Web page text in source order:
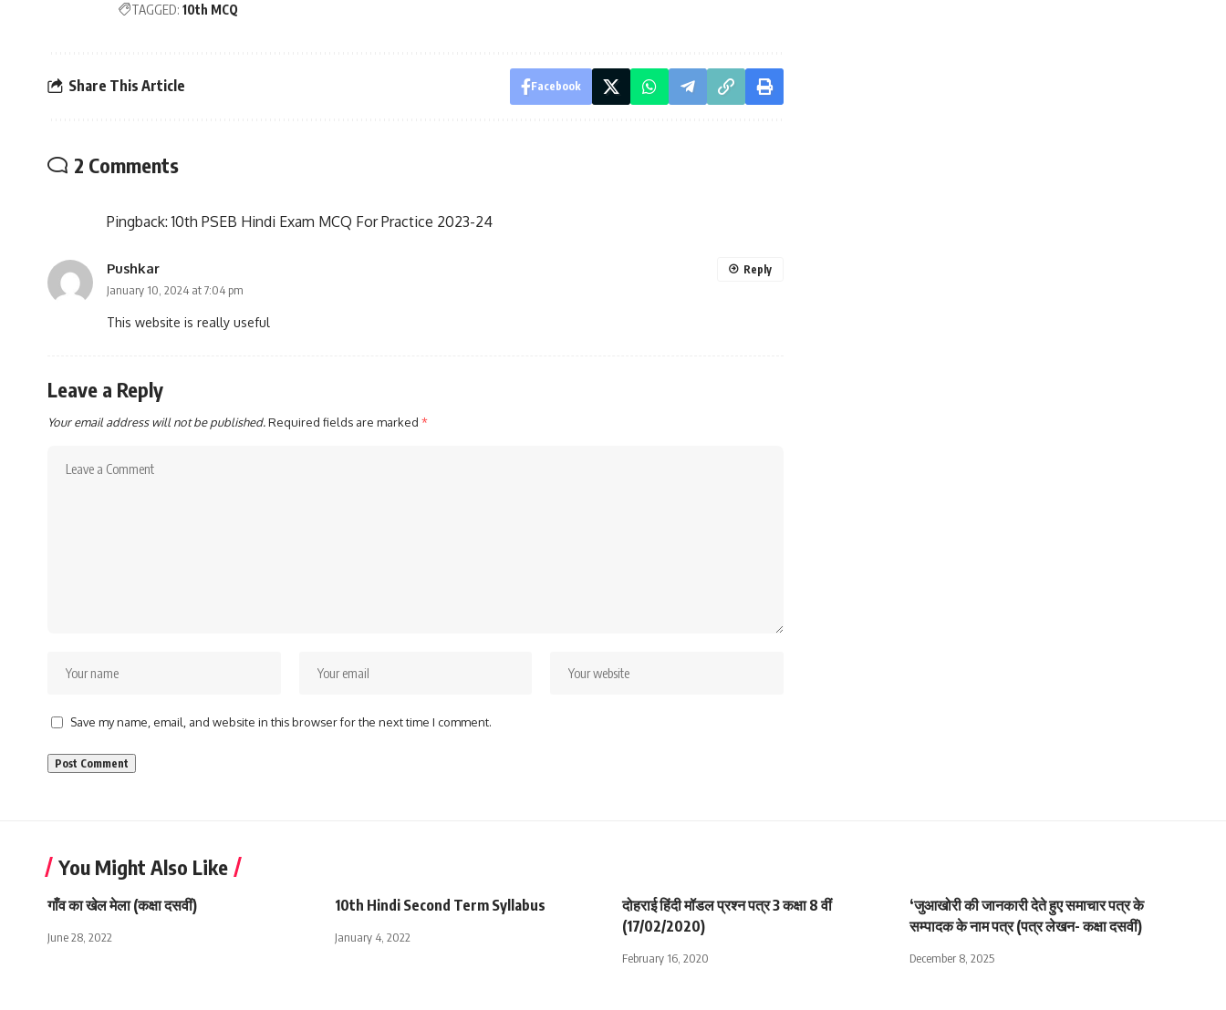
TAGGED: 10th MCQ
Share This Article Facebook
2 Comments
Pingback:10th PSEB Hindi Exam MCQ For Practice 2023-24
Pushkar
January 10, 2024 at 7:04 pm
This website is really useful
Reply
Leave a Reply
Your email address will not be published.Required fields are marked *
Save my name, email, and website in this browser for the next time I comment.
You Might Also Like
गाँव का खेल मेला (कक्षा दसवीं)
June 28, 2022
10th Hindi Second Term Syllabus
January 4, 2022
दोहराई हिंदी मॉडल प्रश्न पत्र 3 कक्षा 8 वीं
(17/02/2020)
February 16, 2020
‘जुआखोरी की जानकारी देते हुए समाचार पत्र के
सम्पादक के नाम पत्र (पत्र लेखन- कक्षा दसवीं)
December 8, 2025